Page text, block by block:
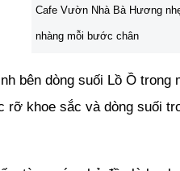
Cafe Vườn Nhà Bà Hương
nhàng mỗi bước chân
bên dòng suối Lồ Ồ
khoe sắc và dòng suối